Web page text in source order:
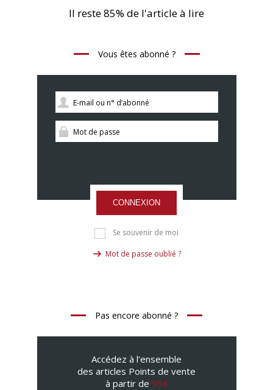
Il reste 85% de l'article à lire
Vous êtes abonné ?
CONNEXION
Se souvenir de moi
Mot de passe oublié ?
Pas encore abonné ?
Accédez à l’ensemble
des articles Points de vente
à partir de 95€